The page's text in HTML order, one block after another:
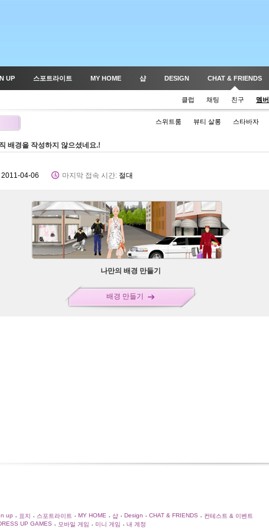
UP 스포트라이트 MY HOME 샵 DESIGN CHAT & FRIENDS
클럽 채팅 친구 멤버
스위트룸 뷰티 살롱 스타바자
배경을 작성하지 않으셨네요.!
2011-04-06 마지막 접속 시간: 절대
나만의 배경 만들기
배경 만들기
up • 표지 • 스포트라이트 • MY HOME • 샵 • Design • CHAT & FRIENDS • 컨테스트 & 이벤트
UP GAMES • 모바일 게임 • 미니 게임 • 내 계정